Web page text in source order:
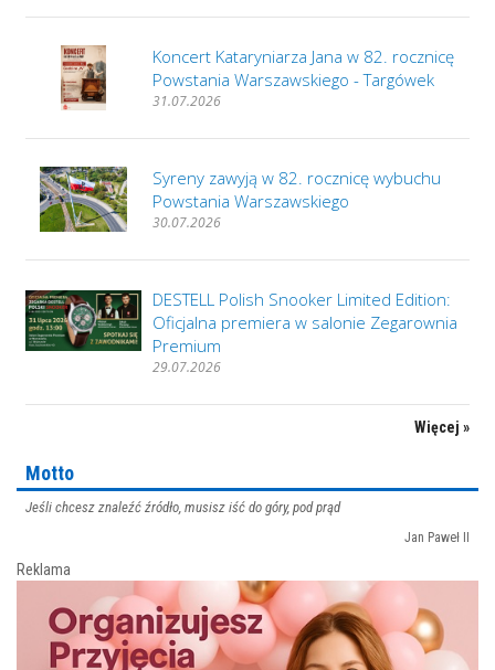
Koncert Kataryniarza Jana w 82. rocznicę
Powstania Warszawskiego - Targówek
31.07.2026
Syreny zawyją w 82. rocznicę wybuchu
Powstania Warszawskiego
30.07.2026
DESTELL Polish Snooker Limited Edition:
Oficjalna premiera w salonie Zegarownia
Premium
29.07.2026
Więcej »
Motto
Jeśli chcesz znaleźć źródło, musisz iść do góry, pod prąd
Jan Paweł II
Reklama